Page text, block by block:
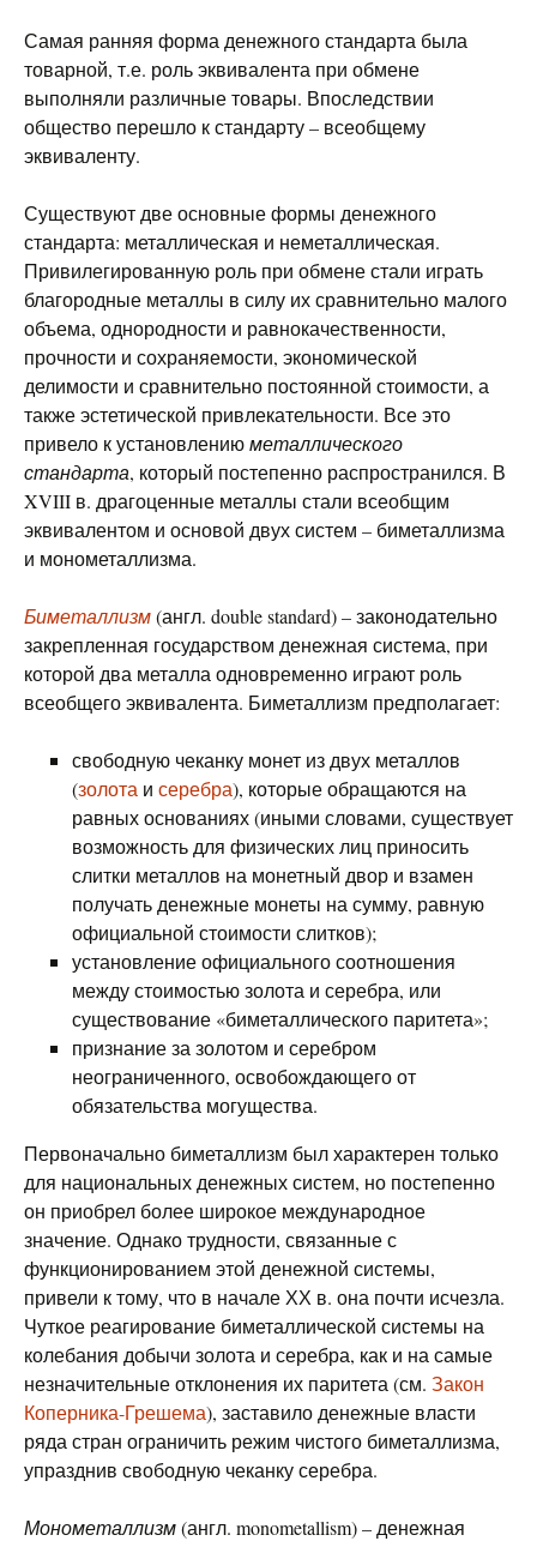
Самая ранняя форма денежного стандарта была
товарной, т.е. роль эквивалента при обмене
выполняли различные товары. Впоследствии
общество перешло к стандарту – всеобщему
эквиваленту.
Существуют две основные формы денежного
стандарта: металлическая и неметаллическая.
Привилегированную роль при обмене стали играть
благородные металлы в силу их сравнительно малого
объема, однородности и равнокачественности,
прочности и сохраняемости, экономической
делимости и сравнительно постоянной стоимости, а
также эстетической привлекательности. Все это
привело к установлениюметаллического
стандарта, который постепенно распространился. В
XVIII в. драгоценные металлы стали всеобщим
эквивалентом и основой двух систем – биметаллизма
и монометаллизма.
Биметаллизм(англ. double standard) – законодательно
закрепленная государством денежная система, при
которой два металла одновременно играют роль
всеобщего эквивалента. Биметаллизм предполагает:
свободную чеканку монет из двух металлов
(золота и серебра), которые обращаются на
равных основаниях (иными словами, существует
возможность для физических лиц приносить
слитки металлов на монетный двор и взамен
получать денежные монеты на сумму, равную
официальной стоимости слитков);
установление официального соотношения
между стоимостью золота и серебра, или
существование «биметаллического паритета»;
признание за золотом и серебром
неограниченного, освобождающего от
обязательства могущества.
Первоначально биметаллизм был характерен только
для национальных денежных систем, но постепенно
он приобрел более широкое международное
значение. Однако трудности, связанные с
функционированием этой денежной системы,
привели к тому, что в начале ХХ в. она почти исчезла.
Чуткое реагирование биметаллической системы на
колебания добычи золота и серебра, как и на самые
незначительные отклонения их паритета (см. Закон
Коперника-Грешема), заставило денежные власти
ряда стран ограничить режим чистого биметаллизма,
упразднив свободную чеканку серебра.
Монометаллизм(англ. monometallism) – денежная